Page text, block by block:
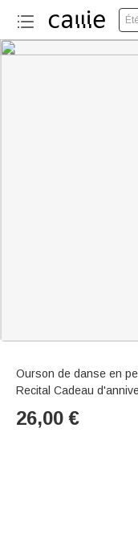
Ourson de danse en
Recital Cadeau
26,00 €